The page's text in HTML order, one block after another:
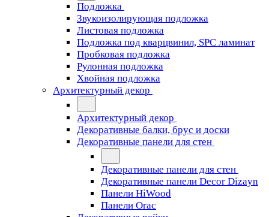
Подложка
Звукоизолирующая подложка
Листовая подложка
Подложка под кварцвинил, SPC ламинат
Пробковая подложка
Рулонная подложка
Хвойная подложка
Архитектурный декор
Архитектурный декор
Декоративные балки, брус и доски
Декоративные панели для стен
Декоративные панели для стен
Декоративные панели Decor Dizayn
Панели HiWood
Панели Orac